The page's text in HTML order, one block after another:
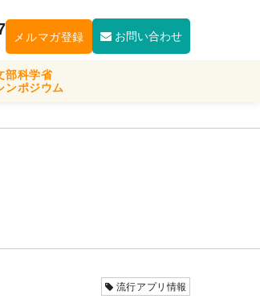
メルマガ登録 お問い合わせ
部科学省
ンポジウム
流行アプリ情報